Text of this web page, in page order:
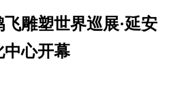
雕塑世界巡展·延安
中心开幕